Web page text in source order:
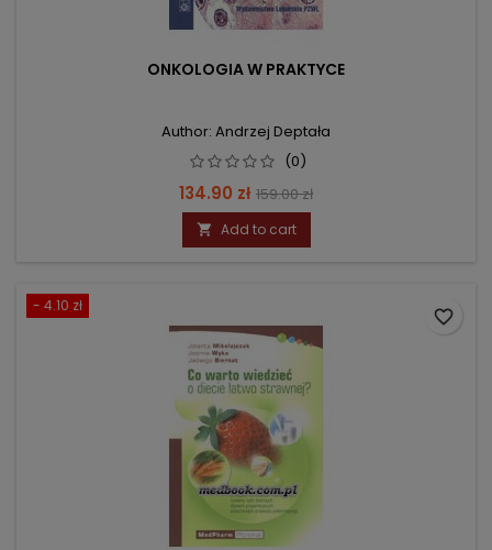
ONKOLOGIA W PRAKTYCE
Author: Andrzej Deptała
(0)
Price
134.90 zł Regular
price
159.00 zł
 Add to cart
- 4.10 zł
favorite_border